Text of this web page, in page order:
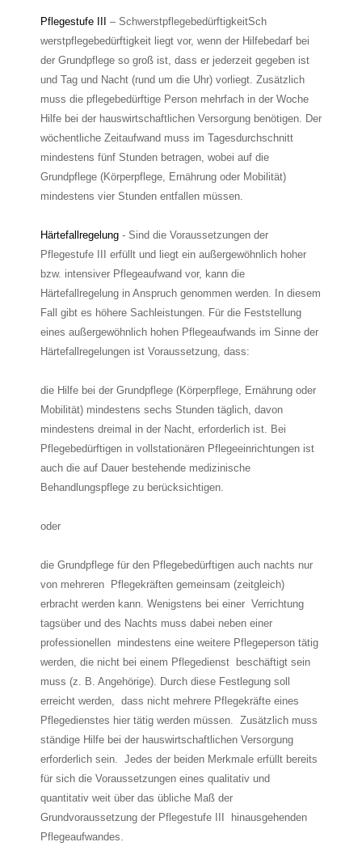
Pflegestufe III
– SchwerstpflegebedürftigkeitSch
werstpflegebedürftigkeit liegt vor, wenn der Hilfebedarf bei
der Grundpflege so groß ist, dass er jederzeit gegeben ist
und Tag und Nacht (rund um die Uhr) vorliegt. Zusätzlich
muss die pflegebedürftige Person mehrfach in der Woche
Hilfe bei der hauswirtschaftlichen Versorgung benötigen. Der
wöchentliche Zeitaufwand muss im Tagesdurchschnitt
mindestens fünf Stunden betragen, wobei auf die
Grundpflege (Körperpflege, Ernährung oder Mobilität)
mindestens vier Stunden entfallen müssen.
Härtefallregelung - Sind die Voraussetzungen der
Pflegestufe III erfüllt und liegt ein außergewöhnlich hoher
bzw. intensiver Pflegeaufwand vor, kann die
Härtefallregelung in Anspruch genommen werden. In diesem
Fall gibt es höhere Sachleistungen. Für die Feststellung
eines außergewöhnlich hohen Pflegeaufwands im Sinne der
Härtefallregelungen ist Voraussetzung, dass:
die Hilfe bei der Grundpflege (Körperpflege, Ernährung oder
Mobilität) mindestens sechs Stunden täglich, davon
mindestens dreimal in der Nacht, erforderlich ist. Bei
Pflegebedürftigen in vollstationären Pflegeeinrichtungen ist
auch die auf Dauer bestehende medizinische
Behandlungspflege zu berücksichtigen.
oder
die Grundpflege für den Pflegebedürftigen auch nachts nur
von mehreren Pflegekräften gemeinsam (zeitgleich)
erbracht werden kann. Wenigstens bei einer Verrichtung
tagsüber und des Nachts muss dabei neben einer
professionellen mindestens eine weitere Pflegeperson tätig
werden, die nicht bei einem Pflegedienst beschäftigt sein
muss (z. B. Angehörige). Durch diese Festlegung soll
erreicht werden, dass nicht mehrere Pflegekräfte eines
Pflegedienstes hier tätig werden müssen. Zusätzlich muss
ständige Hilfe bei der hauswirtschaftlichen Versorgung
erforderlich sein. Jedes der beiden Merkmale erfüllt bereits
für sich die Voraussetzungen eines qualitativ und
quantitativ weit über das übliche Maß der
Grundvoraussetzung der Pflegestufe III hinausgehenden
Pflegeaufwandes.